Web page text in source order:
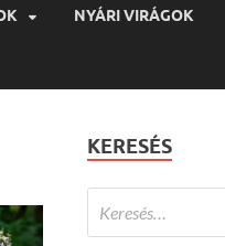
NYÁRI VIRÁGOK
KERESÉS